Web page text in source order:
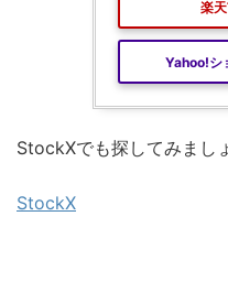
楽
Yahoo!シ
StockXでも探してみまし
StockX